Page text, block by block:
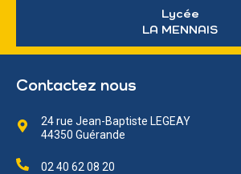
Lycée
LA MENNAIS
Contactez nous
24 rue Jean-Baptiste LEGEAY
44350 Guérande
02 40 62 08 20